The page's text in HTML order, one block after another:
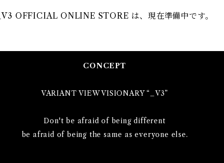
_V3 OFFICIAL ONLINE STORE は、現在準備中です。
CONCEPT
VARIANT VIEW VISIONARY “_V3”
Don't be afraid of being different
be afraid of being the same as everyone else.